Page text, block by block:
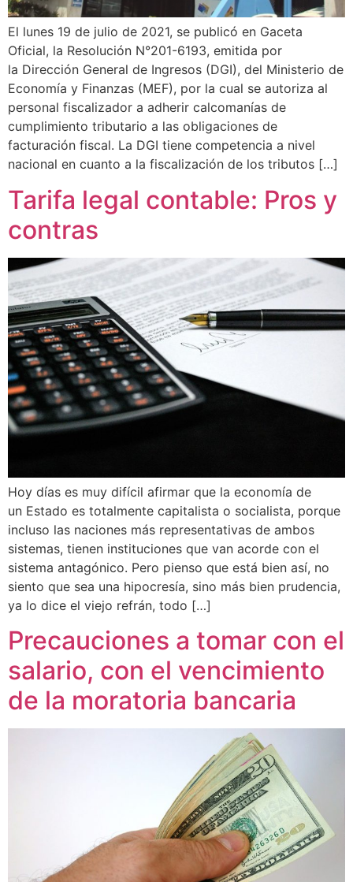
El lunes 19 de julio de 2021, se publicó en Gaceta
Oficial, la Resolución N°201-6193, emitida por
la Dirección General de Ingresos (DGI), del Ministerio de
Economía y Finanzas (MEF), por la cual se autoriza al
personal fiscalizador a adherir calcomanías de
cumplimiento tributario a las obligaciones de
facturación fiscal. La DGI tiene competencia a nivel
nacional en cuanto a la fiscalización de los tributos […]
Tarifa legal contable: Pros y
contras
Hoy días es muy difícil afirmar que la economía de
un Estado es totalmente capitalista o socialista, porque
incluso las naciones más representativas de ambos
sistemas, tienen instituciones que van acorde con el
sistema antagónico. Pero pienso que está bien así, no
siento que sea una hipocresía, sino más bien prudencia,
ya lo dice el viejo refrán, todo […]
Precauciones a tomar con el
salario, con el vencimiento
de la moratoria bancaria